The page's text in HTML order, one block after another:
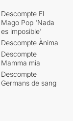
Descompte El
Mago Pop 'Nada
es imposible'
Descompte Ànima
Descompte
Mamma mia
Descompte
Germans de sang